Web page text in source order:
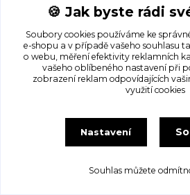
Dívčí pantofle-
155 Kč/ks
Přidat do
🍪 Jak byste rádi
Soubory cookies používáme ke
e-shopu a v případě vašeho souhlasu
o webu, měření efektivity reklamních
vašeho oblíbeného nastavení při
zobrazení reklam odpovídajících
využití cookies
Nastavení
Souhlas můžete